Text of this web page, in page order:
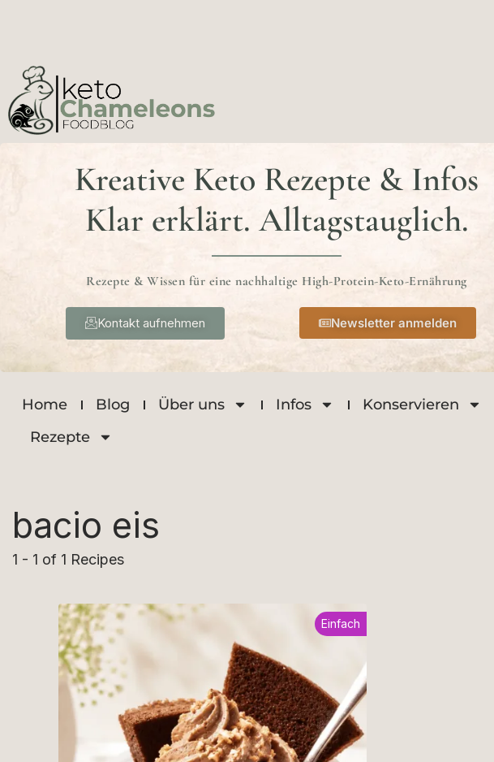
Kreative Keto Rezepte & Infos
Klar erklärt. Alltagstauglich.
Rezepte & Wissen für eine nachhaltige High-Protein-Keto-Ernährung
Kontakt aufnehmen Newsletter anmelden
Home Blog Über uns Infos Konservieren
Rezepte
bacio eis
1 - 1 of 1 Recipes
Einfach